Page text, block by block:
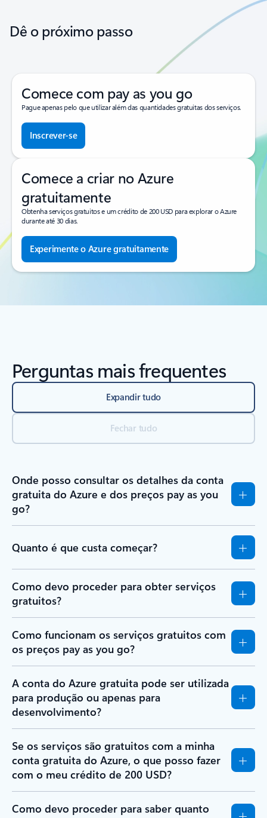
Dê o próximo passo
Comece com pay as you go
Pague apenas pelo que utilizar além das quantidades gratuitas dos serviços.
Inscrever-se
Comece a criar no Azure
gratuitamente
Obtenha serviços gratuitos e um crédito de 200 USD para explorar o Azure
durante até 30 dias.
Experimente o Azure gratuitamente
Perguntas mais frequentes
Expandir tudo
Fechar tudo
Onde posso consultar os detalhes da conta
gratuita do Azure e dos preços pay as you
go?
Quanto é que custa começar?
Como devo proceder para obter serviços
gratuitos?
Como funcionam os serviços gratuitos com
os preços pay as you go?
A conta do Azure gratuita pode ser utilizada
para produção ou apenas para
desenvolvimento?
Se os serviços são gratuitos com a minha
conta gratuita do Azure, o que posso fazer
com o meu crédito de 200 USD?
Como devo proceder para saber quanto